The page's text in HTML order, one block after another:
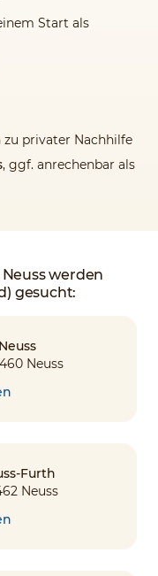
Start als
zu privater Nachhilfe
, ggf. anrechenbar als
werden
gesucht:
Neuss
Furth
Neuss